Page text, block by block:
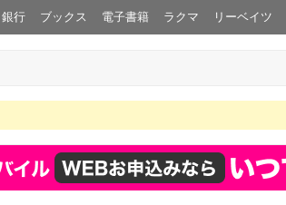
銀行 ブックス 電子書籍 ラクマ リーベイツ